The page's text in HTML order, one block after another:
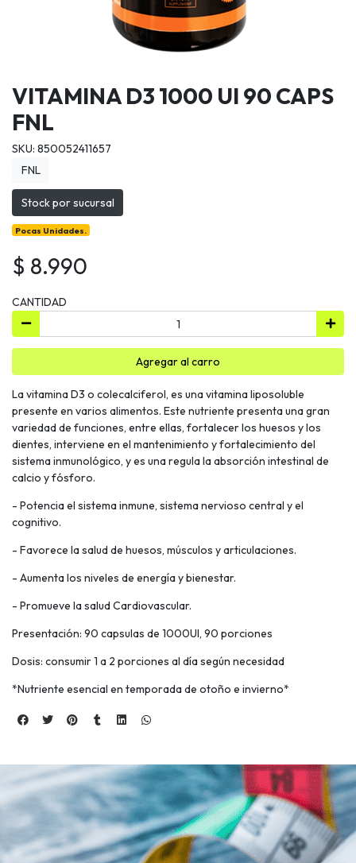
VITAMINA D3 1000 UI 90 CAPS
FNL
SKU: 850052411657
FNL
Stock por sucursal
Pocas Unidades.
$ 8.990
CANTIDAD
Agregar al carro
La vitamina D3 o colecalciferol, es una vitamina liposoluble
presente en varios alimentos. Este nutriente presenta una gran
variedad de funciones, entre ellas, fortalecer los huesos y los
dientes, interviene en el mantenimiento y fortalecimiento del
sistema inmunológico, y es una regula la absorción intestinal de
calcio y fósforo.
- Potencia el sistema inmune, sistema nervioso central y el
cognitivo.
- Favorece la salud de huesos, músculos y articulaciones.
- Aumenta los niveles de energía y bienestar.
- Promueve la salud Cardiovascular.
Presentación: 90 capsulas de 1000UI, 90 porciones
Dosis: consumir 1 a 2 porciones al día según necesidad
*Nutriente esencial en temporada de otoño e invierno*